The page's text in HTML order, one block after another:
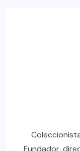
Fundador,